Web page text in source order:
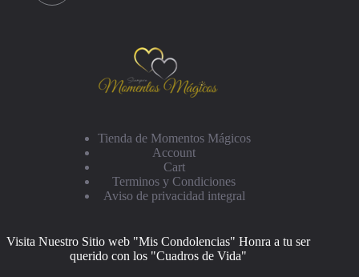
Tienda de Momentos Mágicos
Account
Cart
Terminos y Condiciones
Aviso de privacidad integral
Visita Nuestro Sitio web "Mis Condolencias" Honra a tu ser
querido con los "Cuadros de Vida"